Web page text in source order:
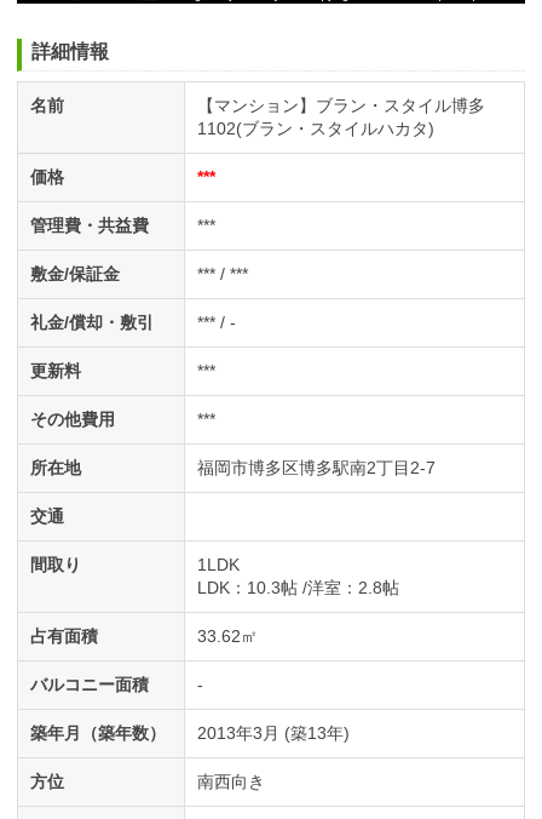
詳細情報
名前
【マンション】ブラン・スタイル博多
1102(ブラン・スタイルハカタ)
価格 ***
管理費・共益費 ***
敷金/保証金 *** / ***
礼金/償却・敷引 *** / -
更新料 ***
その他費用 ***
所在地 福岡市博多区博多駅南2丁目2-7
交通
間取り
1LDK
LDK ：10.3帖 洋室 ：2.8帖
占有面積 33.62㎡
バルコニー面積 -
築年月（築年数） 2013年3月 (築13年)
方位 南西向き